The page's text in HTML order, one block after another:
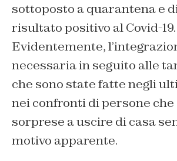
sottoposto a quarantena e
risultato positivo al Covid-19.
Evidentemente,
necessaria in seguito alle
che sono state fatte negli
nei confronti di persone che
sorprese a uscire di casa
motivo apparente.